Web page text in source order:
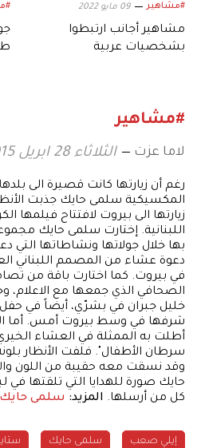
#مشاهير 09 مايو 2022
مشاهير أجانب ارتبطوا
بشخصيات عربية
#مشاهير
لاما عزت الثلاثاء 28 ابريل 2015 13:13
رغم أن زيارتها كانت قصيرة الى بلدها
المكسيكية سلمى حايك جذبت
زيارتها الى بيروت لافتتاح فيلمها
اللبنانية. إختارت سلمى حايك
بها خلال جولاتها ونشاطاتها التي
دعوة عشاء من المصمم اللبناني
في بيروت. كما اختارت باقة من
الصحافي الذي جمعها مع الاعلام،
خليل جبران في بشرّي، أيضاً في حفل
شرفها في وسط بيروت أمس. أما
أطلت به الممثلة في العشاء
سرطان الأطفال". فلفت الأنظار
وقد نسقت معه حقيبة من اللون
حايك صورة للهدايا التي تلقتها في
كل من أرسلها. المزيد: سلمى
إيلي صعب سلمى حايك